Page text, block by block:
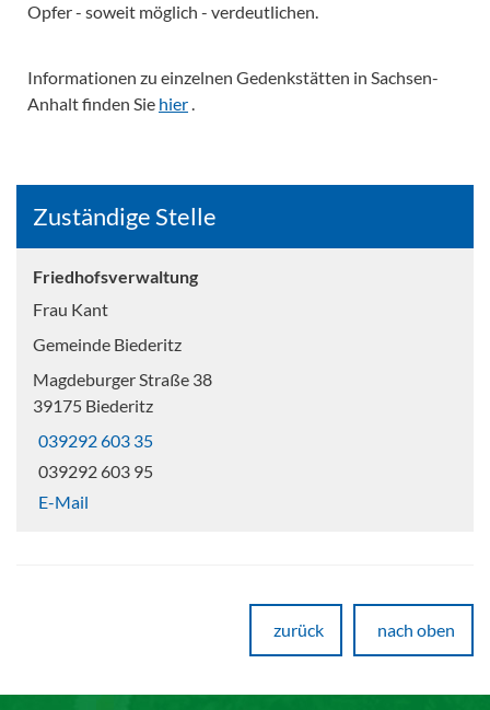
Opfer - soweit möglich - verdeutlichen.
Informationen zu einzelnen Gedenkstätten in Sachsen-
Anhalt finden Sie hier.
Zuständige Stelle
Friedhofsverwaltung
Frau Kant
Gemeinde Biederitz
Magdeburger Straße 38
39175 Biederitz
039292 603 35
039292 603 95
E-Mail
zurück nach oben